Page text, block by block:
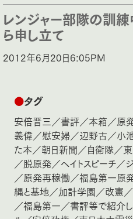
レンジャー部隊の訓
ら申し立て
2012年6月20日6:05PM
●タグ
安倍晋三 ／書評／本箱／原
義偉／慰安婦／辺野古／小
た本／朝日新聞／自衛隊／
／脱原発／ヘイトスピーチ／
／原発再稼働／福島第一原
縄と基地／加計学園／改憲／
／福島第一／書評等で紹介